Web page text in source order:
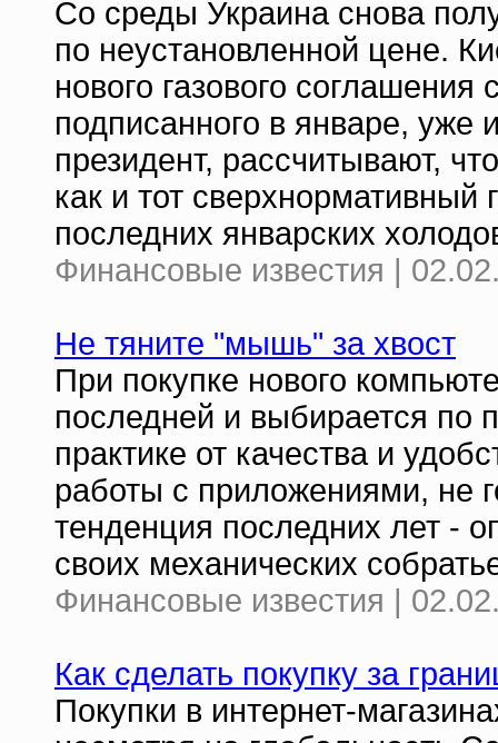
Со среды Украина снова
по неустановленной цене.
нового газового
подписанного в январе, уже
президент, рассчитывают,
как и тот сверхнормативный
последних январских
Финансовые известия |
Не тяните "мышь" за хвост
При покупке нового
последней и выбирается по
практике от качества и
работы с приложениями, не
тенденция последних лет -
своих механических
Финансовые известия |
Как сделать покупку за
Покупки в интернет-